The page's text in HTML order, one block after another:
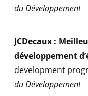
du Développement
JCDecaux :
développement
development
du Développement